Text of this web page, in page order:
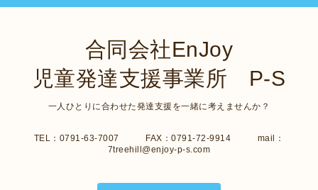
合同会社EnJoy
児童発達支援事業所 P-S
一人ひとりに合わせた発達支援を一緒に考えませんか？
TEL：0791-63-7007 FAX：0791-72-9914 mail：
7treehill@enjoy-p-s.com